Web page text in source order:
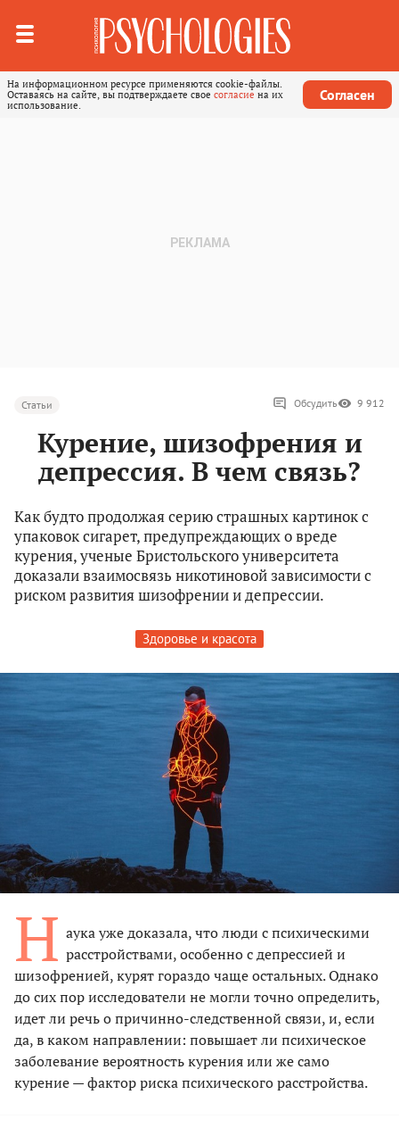
На информационном ресурсе применяются cookie-файлы.
Оставаясь на сайте, вы подтверждаете свое согласие на их
использование.
Согласен
Статьи Обсудить 9 912
Курение, шизофрения и
депрессия. В чем связь?
Как будто продолжая серию страшных картинок с
упаковок сигарет, предупреждающих о вреде
курения, ученые Бристольского университета
доказали взаимосвязь никотиновой зависимости с
риском развития шизофрении и депрессии.
Здоровье и красота
Н аука уже доказала, что люди с психическими
расстройствами, особенно с депрессией и
шизофренией, курят гораздо чаще остальных. Однако
до сих пор исследователи не могли точно определить,
идет ли речь о причинно-следственной связи, и, если
да, в каком направлении: повышает ли психическое
заболевание вероятность курения или же само
курение — фактор риска психического расстройства.